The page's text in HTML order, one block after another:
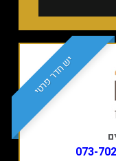
יש חדר פרטי
073-